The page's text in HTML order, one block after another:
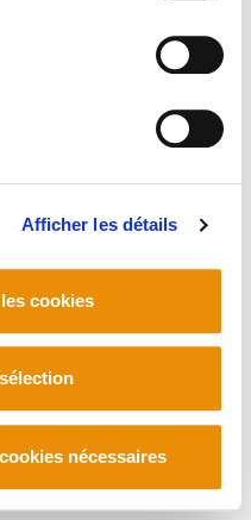
Afficher les détails
cookies
nécessaires